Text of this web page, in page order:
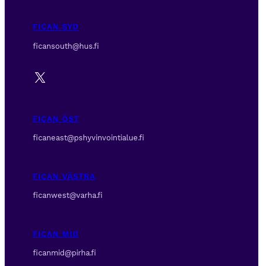
FICAN SYD
ficansouth@hus.fi
X
FICAN ÖST
ficaneast@pshyvinvointialue.fi
FICAN VÄSTRA
ficanwest@varha.fi
FICAN MID
ficanmid@pirha.fi